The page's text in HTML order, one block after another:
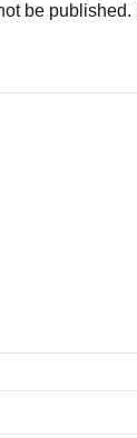
be published.